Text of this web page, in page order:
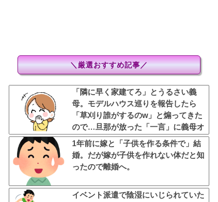
＼厳選おすすめ記事／
「隣に早く家建てろ」とうるさい義
母。モデルハウス巡りを報告したら
「草刈り誰がするのw」と煽ってきた
ので…旦那が放った「一言」に義母オ
ロオロｗｗ←嫌味を逆手にとった神対
応すぎる
1年前に嫁と「子供を作る条件で」結
婚。だが嫁が子供を作れない体だと知
ったので離婚へ。
イベント派遣で陰湿にいじられていた